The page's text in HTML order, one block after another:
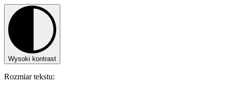
Wysoki kontrast
Rozmiar tekstu: